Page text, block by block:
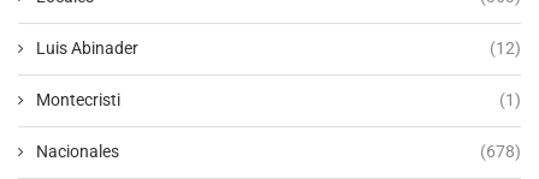
Luis Abinader (12)
Montecristi (1)
Nacionales (678)